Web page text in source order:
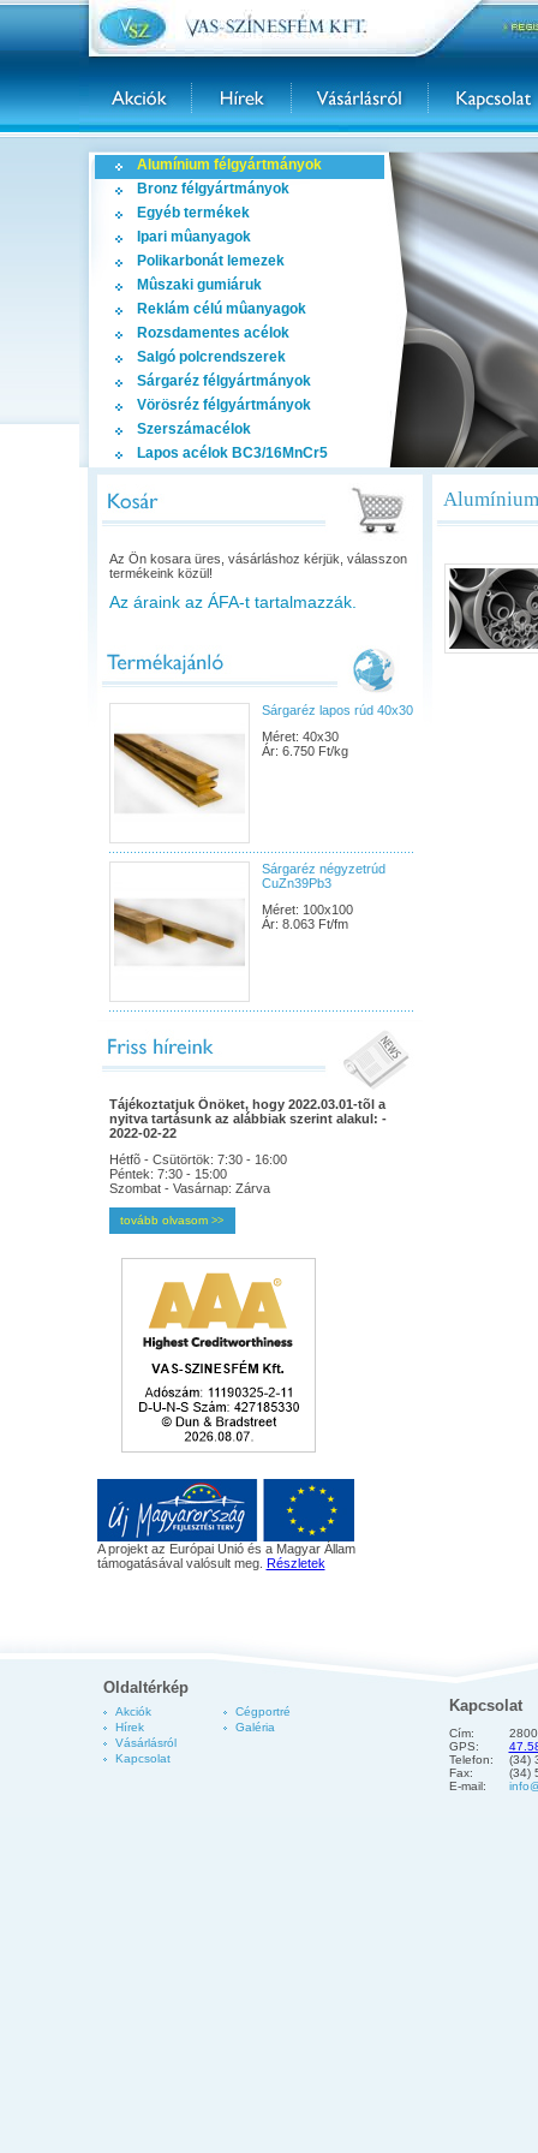
Alumínium félgyártmányok
Bronz félgyártmányok
Egyéb termékek
Ipari mûanyagok
Polikarbonát lemezek
Mûszaki gumiáruk
Reklám célú mûanyagok
Rozsdamentes acélok
Salgó polcrendszerek
Sárgaréz félgyártmányok
Vörösréz félgyártmányok
Szerszámacélok
Lapos acélok BC3/16MnCr5
Az Ön kosara üres, vásárláshoz kérjük, válasszon
termékeink közül!
Az áraink az ÁFA-t tartalmazzák.
Sárgaréz lapos rúd 40x30
Méret: 40x30
Ár: 6.750 Ft/kg
Sárgaréz négyzetrúd
CuZn39Pb3
Méret: 100x100
Ár: 8.063 Ft/fm
Tájékoztatjuk Önöket, hogy 2022.03.01-tõl a
nyitva tartásunk az alábbiak szerint alakul: -
2022-02-22
Hétfõ - Csütörtök: 7:30 - 16:00
Péntek: 7:30 - 15:00
Szombat - Vasárnap: Zárva
tovább olvasom >>
A projekt az Európai Unió és a Magyar Állam
támogatásával valósult meg. Részletek
Oldaltérkép
Akciók
Hírek
Vásárlásról
Kapcsolat
Cégportré
Galéria
Kapcsolat
Cím:
GPS:
Telefon:
(34)
Fax:
(34)
E-mail: